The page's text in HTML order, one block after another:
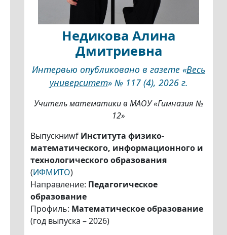
Недикова Алина
Дмитриевна
Интервью опубликовано в газете «Весь
университет» № 117 (4), 2026 г.
Учитель математики в МАОУ «Гимназия №
12»
Выпускниwf Института физико-
математического, информационного и
технологического образования
(ИФМИТО)
Направление: Педагогическое
образование
Профиль: Математическое образование
(год выпуска – 2026)